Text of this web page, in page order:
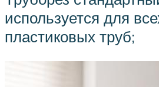
используется для
пластиковых труб;